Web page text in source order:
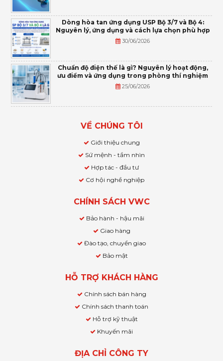
Dòng hòa tan ứng dụng USP Bộ 3/7 và Bộ 4:
Nguyên lý, ứng dụng và cách lựa chọn phù hợp
30/06/2026
Chuẩn độ điện thế là gì? Nguyên lý hoạt động,
ưu điểm và ứng dụng trong phòng thí nghiệm
25/06/2026
VỀ CHÚNG TÔI
Giới thiệu chung
Sứ mệnh - tầm nhìn
Hợp tác - đầu tư
Cơ hội nghề nghiệp
CHÍNH SÁCH VWC
Bảo hành - hậu mãi
Giao hàng
Đào tạo, chuyển giao
Bảo mật
HỖ TRỢ KHÁCH HÀNG
Chính sách bán hàng
Chính sách thanh toán
Hỗ trợ kỹ thuật
Khuyến mãi
ĐỊA CHỈ CÔNG TY